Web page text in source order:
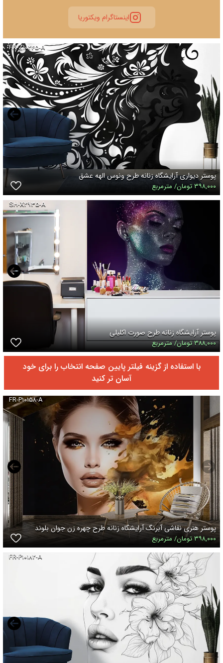
اینستاگرام ویکتوریا
FR-Z۱۰۲۴۵-A
پوستر دیواری آرایشگاه زنانه طرح ونوس الهه عشق
۳۹۸,۰۰۰ تومان/ مترمربع
SH-X۲۹۳۵-A
پوستر آرایشگاه زنانه طرح صورت اکلیلی
۳۸۸,۰۰۰ تومان/ مترمربع
با استفاده از گزینه فیلتر پایین صفحه انتخاب را برای خود
آسان تر کنید
FR-P۱۰۱۵۸-A
پوستر هنری نقاشی آبرنگ آرایشگاه زنانه طرح چهره زن جوان بلوند
۳۹۸,۰۰۰ تومان/ مترمربع
FR-P۱۰۱۸۲-A